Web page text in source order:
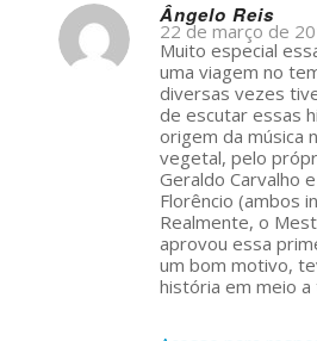
Ângelo Reis
s
ays:
22 de março de
Muito especial
uma viagem no
diversas vezes
de escutar essas
origem da música
vegetal, pelo
Geraldo Carvalho
Florêncio (ambos
Realmente, o
aprovou essa
um bom motivo,
história em meio a